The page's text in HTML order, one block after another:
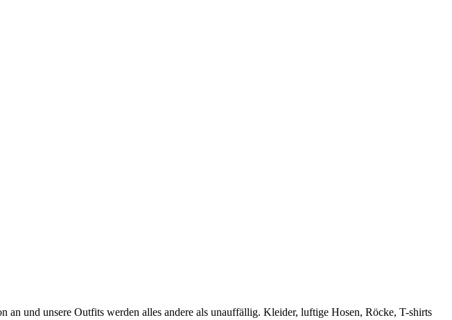
und unsere Outfits werden alles andere als unauffällig. Kleider, luftige Hosen, Röcke, T-shirts